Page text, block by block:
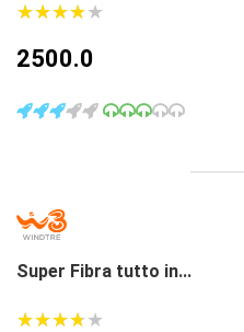
★★★★★
★★★★★
2500.0
Super Fibra tutto in...
★★★★★
★★★★★